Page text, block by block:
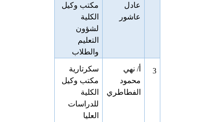
عادل
عاشور
مكتب وكيل
الكلية
لشؤون
التعليم
والطلاب
3
أ/ نهي
محمود
الفطاطري
سكرتارية
مكتب وكيل
الكلية
للدراسات
العليا